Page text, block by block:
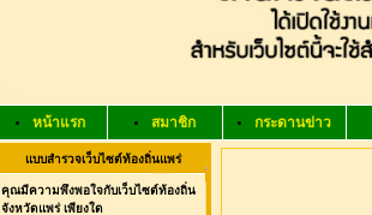
หน้าแรก สมาชิก กระดานข่าว
แบบสำรวจเว็บไซต์ท้องถิ่นแพร่
คุณมีความพึงพอใจกับเว็บไซต์ท้องถิ่น
จังหวัดแพร่ เพียงใด